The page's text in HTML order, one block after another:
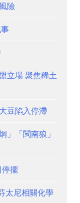
險
立場 聚焦稀土
豆陷入停滯
」「閩南狼」
擺
太尼相關化學